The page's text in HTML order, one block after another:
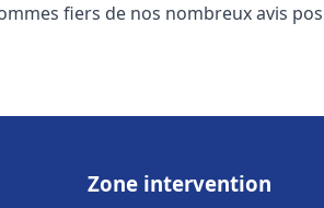
fiers de nos nombreux avis
Zone intervention